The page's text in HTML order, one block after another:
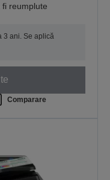
reumplute
3 ani. Se aplică
Comparare